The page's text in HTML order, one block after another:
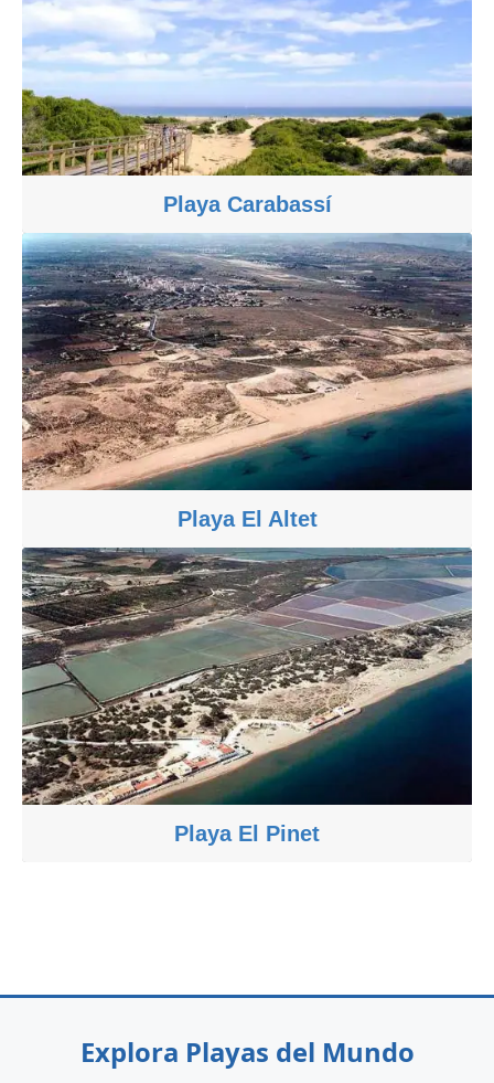
Playa Carabassí
Playa El Altet
Playa El Pinet
Explora Playas del Mundo